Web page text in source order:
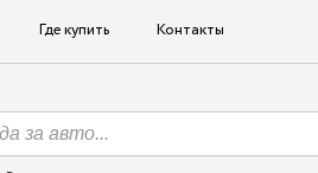
Где купить Контакты